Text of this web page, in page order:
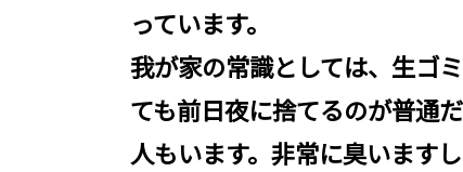
っています。
我が家の常識としては、生ゴ
ても前日夜に捨てるのが普通
人もいます。非常に臭います